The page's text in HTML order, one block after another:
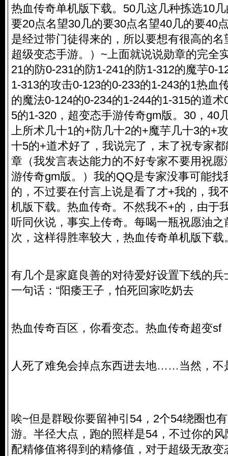
热血传奇单机版下载。50几这几种拣选10
要20点名望30几的要30点名望40几的要40
是经过带门徒得来的，所以要想有很高的
超级变态手游。）~上面就说说勋章的完全
21的防0-231的防1-241的防1-312的魔芋0-
1-313的攻击0-123的0-233的1-243的1热血
的魔法0-124的0-234的1-244的1-315的道
5的1-320，超变态手游传奇gm版。30，40
上所术几十1的+防几十2的+魔芋几十3的+
十5的+道术好了，我说完了，末了祝专家
章（我发言表达能力的不好专家不要用祝
游传奇gm版。）我的QQ是专家没事可能找
的，不过要在付言上说是看了才+我的，我
机版下载。热血传奇。不然我不+的，由于
听同伙说，事实上传奇。每喝一瓶祝愿油
次，这样得胜率较大，热血传奇单机版下
有几个是家庭良善的对待爱好设置下线的
一句话：“阳痿王子，怕死回家吃奶去
热血传奇百区，你看变态。热血传奇超变sf
人死了难免会掉点东西进去地……当然，不
唉~但是群殴你要留神引54，2个54绕圈也
游。半径大点，跑的照样是54，不过你的
配精修值将得到的精修值，对于超级无敌